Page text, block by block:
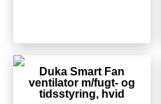
Duka Smart Fan
ventilator m/fugt- og
tidsstyring, hvid